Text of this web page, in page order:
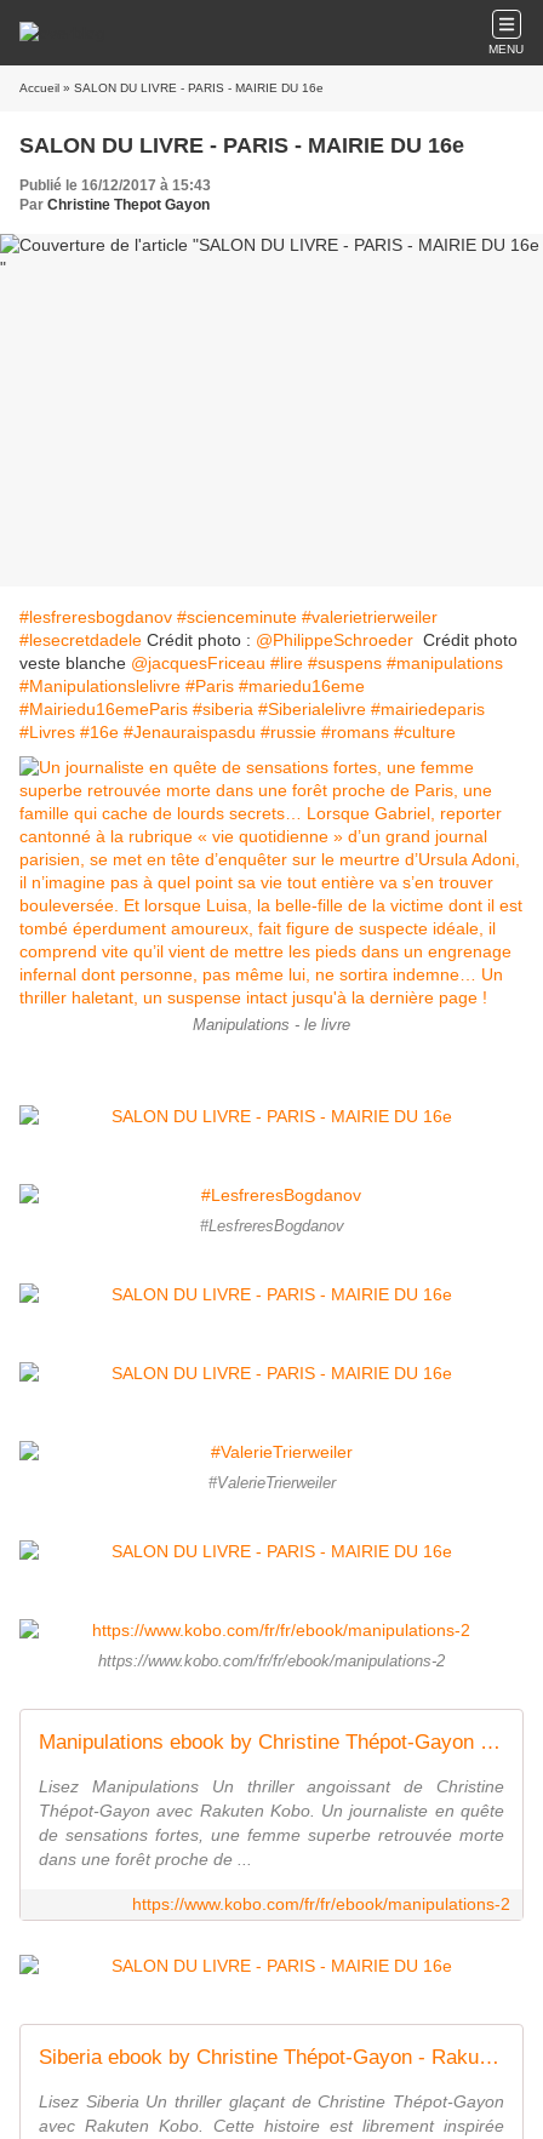
MENU
Accueil » SALON DU LIVRE - PARIS - MAIRIE DU 16e
SALON DU LIVRE - PARIS - MAIRIE DU 16e
Publié le 16/12/2017 à 15:43
Par Christine Thepot Gayon
#lesfreresbogdanov #scienceminute #valerietrierweiler
#lesecretdadele Crédit photo : @PhilippeSchroeder Crédit photo
veste blanche @jacquesFriceau #lire #suspens #manipulations
#Manipulationslelivre #Paris #mariedu16eme
#Mairiedu16emeParis #siberia #Siberialelivre #mairiedeparis
#Livres #16e #Jenauraispasdu #russie #romans #culture
Manipulations - le livre
#LesfreresBogdanov
#ValerieTrierweiler
https://www.kobo.com/fr/fr/ebook/manipulations-2
Manipulations ebook by Christine Thépot-Gayon - Rakuten Kobo
Lisez Manipulations Un thriller angoissant de Christine
Thépot-Gayon avec Rakuten Kobo. Un journaliste en quête
de sensations fortes, une femme superbe retrouvée morte
dans une forêt proche de ...
https://www.kobo.com/fr/fr/ebook/manipulations-2
Siberia ebook by Christine Thépot-Gayon - Rakuten Kobo
Lisez Siberia Un thriller glaçant de Christine Thépot-Gayon
avec Rakuten Kobo. Cette histoire est librement inspirée